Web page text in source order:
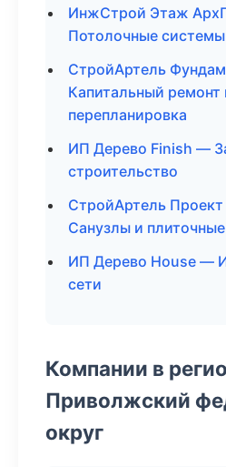
ИнжСтрой Этаж
Потолочные системы
СтройАртель
Капитальный ремонт
перепланировка
ИП Дерево Finish —
строительство
СтройАртель
Санузлы и
ИП Дерево House —
сети
Компании в
Приволжский
округ